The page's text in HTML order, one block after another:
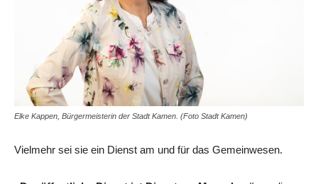
Elke Kappen, Bürgermeisterin der Stadt Kamen. (Foto Stadt Kamen)
Vielmehr sei sie ein Dienst am und für das Gemeinwesen.